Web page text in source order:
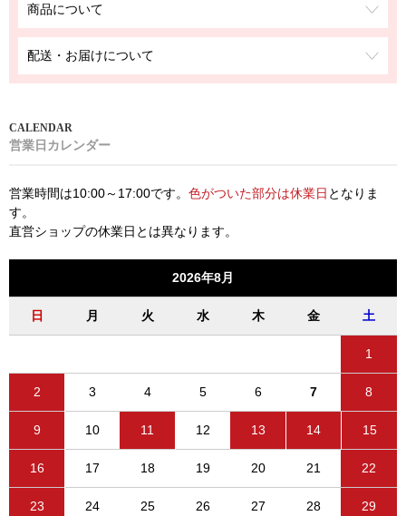
商品について
配送・お届けについて
営業日カレンダー
営業時間は10:00～17:00です。 色がついた部分は休業日 となりま
す。
直営ショップの休業日とは異なります。
2026年8月
日 月 火 水 木 金 土
1
2 3 4 5 6 7 8
9 10 11 12 13 14 15
16 17 18 19 20 21 22
23 24 25 26 27 28 29